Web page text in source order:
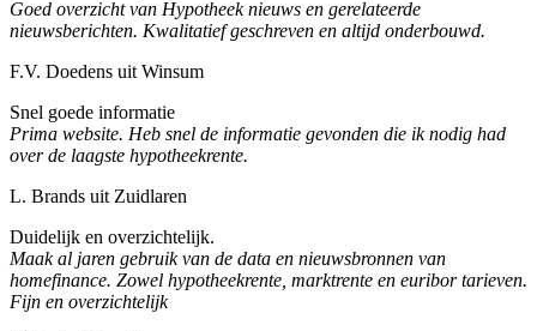
Goed overzicht van Hypotheek nieuws en gerelateerde
nieuwsberichten. Kwalitatief geschreven en altijd onderbouwd.
F.V. Doedens uit Winsum
Snel goede informatie
Prima website. Heb snel de informatie gevonden die ik nodig had
over de laagste hypotheekrente.
L. Brands uit Zuidlaren
Duidelijk en overzichtelijk.
Maak al jaren gebruik van de data en nieuwsbronnen van
homefinance. Zowel hypotheekrente, marktrente en euribor tarieven.
Fijn en overzichtelijk